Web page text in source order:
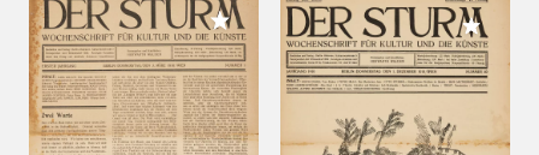
Meiner Sammlung hinzufügen Meiner